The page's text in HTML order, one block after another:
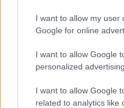
I want to allow my user
Google for online
I want to allow Google
personalized advertising.
I want to allow Google
related to analytics like